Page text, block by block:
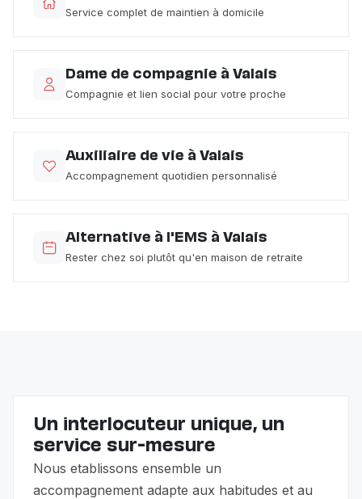
Service complet de maintien à domicile
Dame de compagnie à Valais
Compagnie et lien social pour votre proche
Auxiliaire de vie à Valais
Accompagnement quotidien personnalisé
Alternative à l'EMS à Valais
Rester chez soi plutôt qu'en maison de retraite
Un interlocuteur unique, un
service sur-mesure
Nous etablissons ensemble un
accompagnement adapte aux habitudes et au